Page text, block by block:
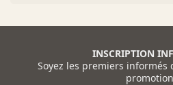
INSCRIPTION
Soyez les premiers informés